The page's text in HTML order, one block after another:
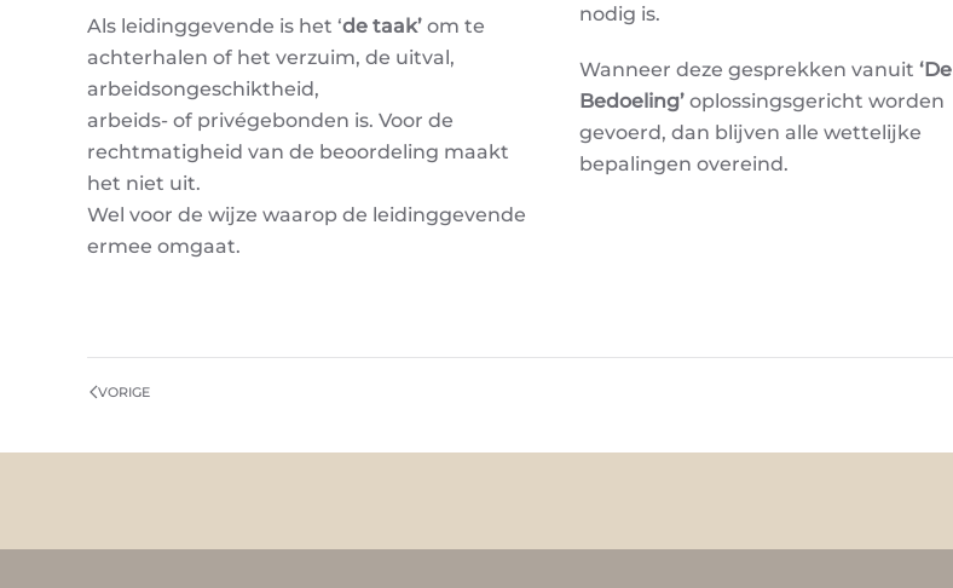
Als leidinggevende is het ‘de taak’ om te
achterhalen of het verzuim, de uitval,
arbeidsongeschiktheid,
arbeids- of privégebonden is. Voor de
rechtmatigheid van de beoordeling maakt
het niet uit.
Wel voor de wijze waarop de leidinggevende
ermee omgaat.
nodig is.
Wanneer deze gesprekken vanuit ‘De
Bedoeling’ oplossingsgericht worden
gevoerd, dan blijven alle wettelijke
bepalingen overeind.
VORIGE